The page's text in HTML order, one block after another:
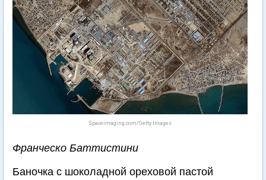
Spaceimaging.com/Getty Images
Франческо Баттистини
Баночка с шоколадной ореховой пастой